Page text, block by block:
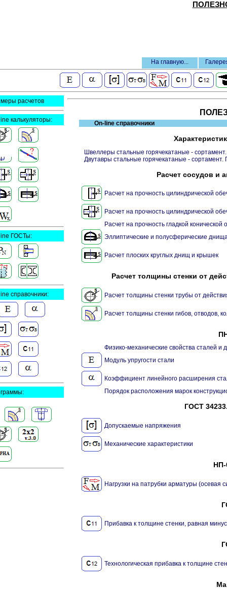
На главную...
расчетов
калькуляторы:
ГОСТы:
справочники:
On-line справочники
Швеллеры стальные горячекатаные -
Двутавры стальные горячекатаные -
Расчет сосудов и
Расчет на прочность цилиндрической
Расчет на прочность цилиндрической
Расчет на прочность гладкой
Эллиптические и полусферические
Расчет плоских круглых днищ и крышек
Расчет толщины стенки от
Расчет толщины стенки трубы от
Расчет толщины стенки гибов, отводов,
Физико-механические свойства сталей
Модуль упругости стали
Коэффициент линейного расширения
Порядок расположения марок
ГОСТ
Допускаемые напряжения
Механические характеристики
НП-
Нагрузки на патрубки арматуры (осевая
Прибавка к толщине стенки, равная
Технологическая прибавка к толщине